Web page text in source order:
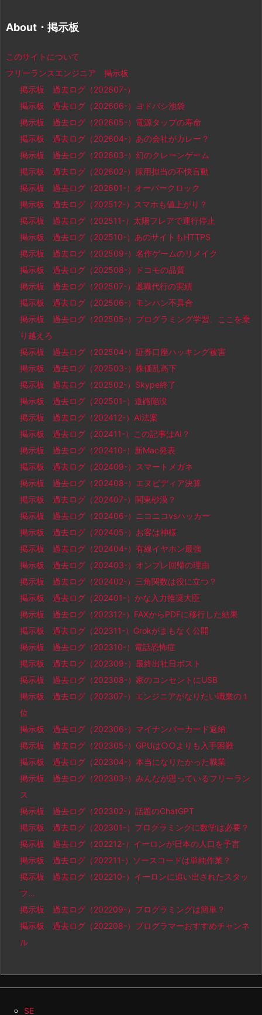
About・掲示板
このサイトについて
フリーランスエンジニア 掲示板
掲示板 過去ログ（202607-）
掲示板 過去ログ（202606-）ヨドバシ池袋
掲示板 過去ログ（202605-）電源タップの寿命
掲示板 過去ログ（202604-）あの会社がカレー？
掲示板 過去ログ（202603-）幻のクレーンゲーム
掲示板 過去ログ（202602-）採用担当の不快言動
掲示板 過去ログ（202601-）オーバークロック
掲示板 過去ログ（202512-）スマホも値上がり？
掲示板 過去ログ（202511-）太陽フレアで運行停止
掲示板 過去ログ（202510-）あのサイトもHTTPS
掲示板 過去ログ（202509-）名作ゲームのリメイク
掲示板 過去ログ（202508-）ドコモの品質
掲示板 過去ログ（202507-）退職代行の実績
掲示板 過去ログ（202506-）モンハン不具合
掲示板 過去ログ（202505-）プログラミング学習、ここを乗
り越えろ
掲示板 過去ログ（202504-）証券口座ハッキング被害
掲示板 過去ログ（202503-）株価乱高下
掲示板 過去ログ（202502-）Skype終了
掲示板 過去ログ（202501-）道路陥没
掲示板 過去ログ（202412-）AI法案
掲示板 過去ログ（202411-）この記事はAI？
掲示板 過去ログ（202410-）新Mac発表
掲示板 過去ログ（202409-）スマートメガネ
掲示板 過去ログ（202408-）エヌビディア決算
掲示板 過去ログ（202407-）関東砂漠？
掲示板 過去ログ（202406-）ニコニコvsハッカー
掲示板 過去ログ（202405-）お客は神様
掲示板 過去ログ（202404-）有線イヤホン最強
掲示板 過去ログ（202403-）オンプレ回帰の理由
掲示板 過去ログ（202402-）三角関数は役に立つ？
掲示板 過去ログ（202401-）かな入力推奨大臣
掲示板 過去ログ（202312-）FAXからPDFに移行した結果
掲示板 過去ログ（202311-）Grokがまもなく公開
掲示板 過去ログ（202310-）電話恐怖症
掲示板 過去ログ（202309-）最終出社日ポスト
掲示板 過去ログ（202308-）家のコンセントにUSB
掲示板 過去ログ（202307-）エンジニアがなりたい職業の１
位
掲示板 過去ログ（202306-）マイナンバーカード返納
掲示板 過去ログ（202305-）GPUは○○よりも入手困難
掲示板 過去ログ（202304-）本当になりたかった職業
掲示板 過去ログ（202303-）みんなが思っているフリーラン
ス
掲示板 過去ログ（202302-）話題のChatGPT
掲示板 過去ログ（202301-）プログラミングに数学は必要？
掲示板 過去ログ（202212-）イーロンが日本の人口を予言
掲示板 過去ログ（202211-）ソースコードは単純作業？
掲示板 過去ログ（202210-）イーロンに追い出されたスタッ
フ…
掲示板 過去ログ（202209-）プログラミングは簡単？
掲示板 過去ログ（202208-）プログラマーおすすめチャンネ
ル
SE